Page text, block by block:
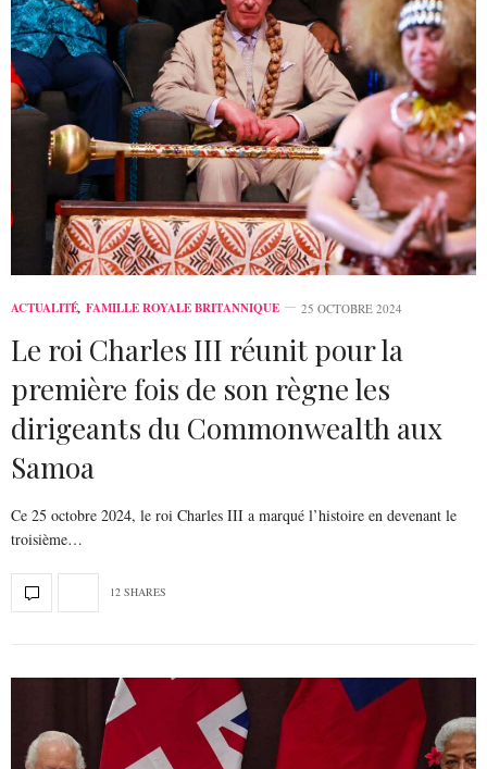
ACTUALITÉ, FAMILLE ROYALE BRITANNIQUE 25 OCTOBRE 2024
Le roi Charles III réunit pour la
première fois de son règne les
dirigeants du Commonwealth aux
Samoa
Ce 25 octobre 2024, le roi Charles III a marqué l’histoire en devenant le
troisième…
12 SHARES